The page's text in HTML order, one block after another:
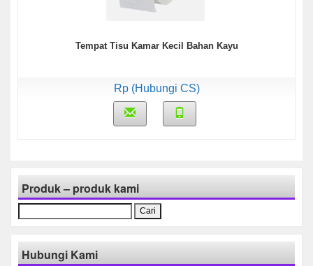
Tempat Tisu Kamar Kecil Bahan Kayu
Rp (Hubungi CS)
Produk – produk kami
untuk:
Hubungi Kami